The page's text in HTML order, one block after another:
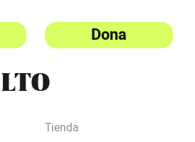
Dona
Tienda